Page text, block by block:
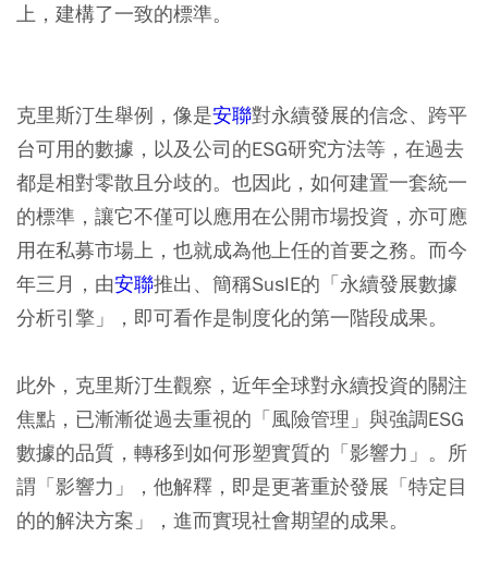
上，建構了一致的標準。
克里斯汀生舉例，像是安聯對永續發展的信念、跨平
台可用的數據，以及公司的ESG研究方法等，在過去
都是相對零散且分歧的。也因此，如何建置一套統一
的標準，讓它不僅可以應用在公開市場投資，亦可應
用在私募市場上，也就成為他上任的首要之務。而今
年三月，由安聯推出、簡稱SusIE的「永續發展數據
分析引擎」，即可看作是制度化的第一階段成果。
此外，克里斯汀生觀察，近年全球對永續投資的關注
焦點，已漸漸從過去重視的「風險管理」與強調ESG
數據的品質，轉移到如何形塑實質的「影響力」。所
謂「影響力」，他解釋，即是更著重於發展「特定目
的的解決方案」，進而實現社會期望的成果。